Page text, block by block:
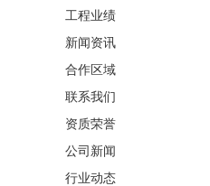
工程业绩
新闻资讯
合作区域
联系我们
资质荣誉
公司新闻
行业动态